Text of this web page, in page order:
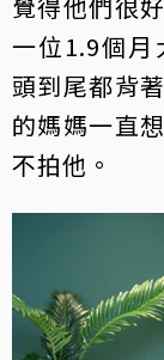
一位1.9個月
頭到尾都背
的媽媽一直
不拍他。